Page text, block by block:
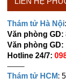
Thám tử Hà Nội:
Văn phòng GD:
Văn phòng GD:
Hotline 24/7:
——–
Thám tử HCM: